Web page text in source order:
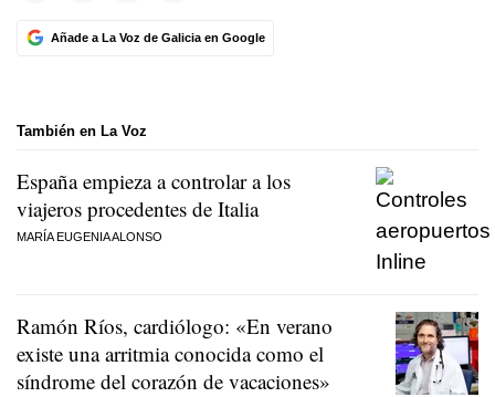
Añade a La Voz de Galicia en Google
También en La Voz
España empieza a controlar a los
viajeros procedentes de Italia
MARÍA EUGENIA ALONSO
Ramón Ríos, cardiólogo: «En verano
existe una arritmia conocida como el
síndrome del corazón de vacaciones»